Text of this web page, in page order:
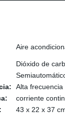
Aire
Dióxido de
Alta frecuencia
corriente
43 x 22 x 37